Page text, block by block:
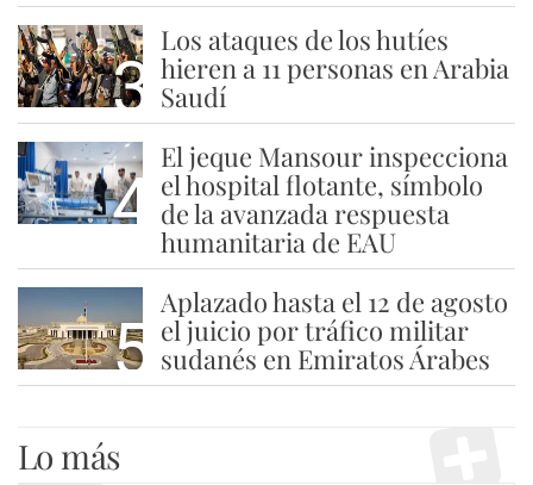
3
Los ataques de los hutíes
hieren a 11 personas en Arabia
Saudí
4
El jeque Mansour inspecciona
el hospital flotante, símbolo
de la avanzada respuesta
humanitaria de EAU
5
Aplazado hasta el 12 de agosto
el juicio por tráfico militar
sudanés en Emiratos Árabes
Lo más